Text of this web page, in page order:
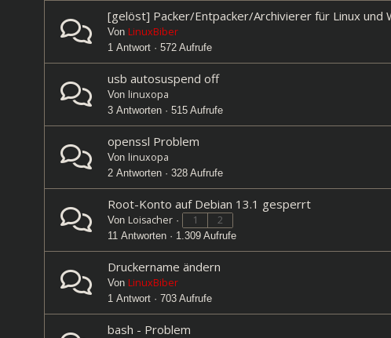
[gelöst] Packer/Entpacker/Archivierer für Linux und
Von LinuxBiber
1 Antwort · 572 Aufrufe
usb autosuspend off
Von linuxopa
3 Antworten · 515 Aufrufe
openssl Problem
Von linuxopa
2 Antworten · 328 Aufrufe
Root-Konto auf Debian 13.1 gesperrt
Von Loisacher · 1 2
11 Antworten · 1.309 Aufrufe
Druckername ändern
Von LinuxBiber
1 Antwort · 703 Aufrufe
bash - Problem